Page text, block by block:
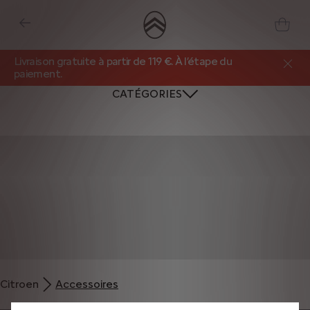
Livraison gratuite à partir de 119 €. À l’étape du
paiement.
CATÉGORIES
Citroen Accessoires
permettent de vous fournir des fonctionnalités essentielles telles que la